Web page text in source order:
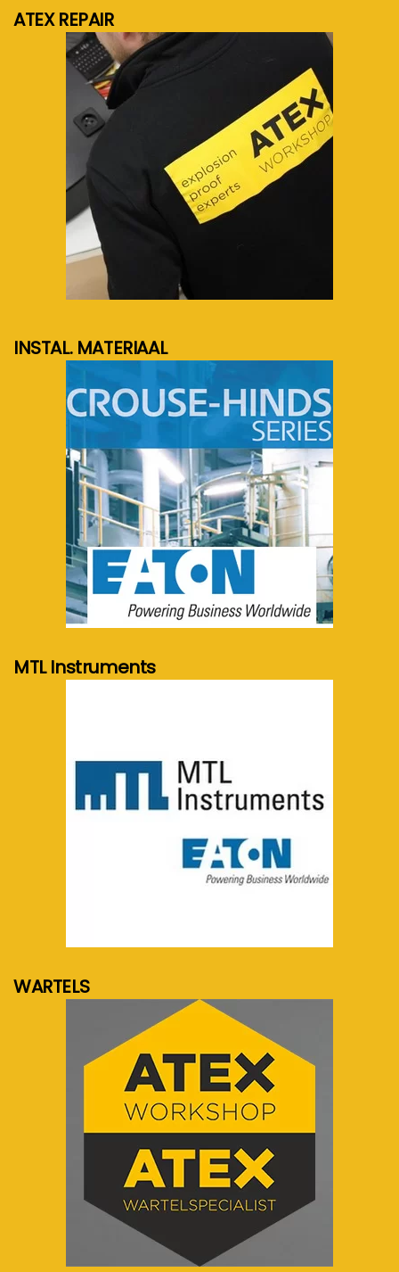
ATEX REPAIR
meer info...
INSTAL. MATERIAAL
meer info...
MTL Instruments
WARTELS
meer info...